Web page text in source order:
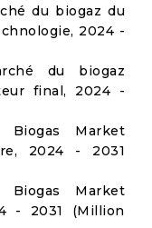
du biogaz du
2024 -
du biogaz
final, 2024 -
Market
2024 - 2031
Market
- 2031 (Million